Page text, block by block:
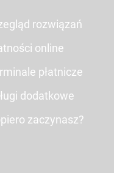
rozwiązań
online
płatnicze
dodatkowe
zaczynasz?